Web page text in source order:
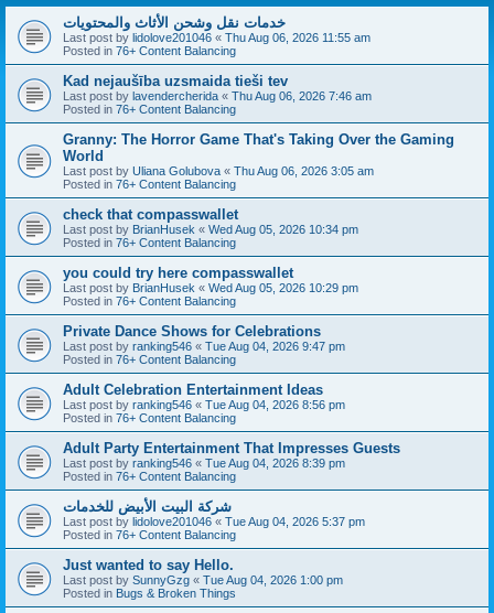
خدمات نقل وشحن الأثاث والمحتويات
Last post by lidolove201046 « Thu Aug 06, 2026 11:55 am
Posted in 76+ Content Balancing
Kad nejaušība uzsmaida tieši tev
Last post by lavendercherida « Thu Aug 06, 2026 7:46 am
Posted in 76+ Content Balancing
Granny: The Horror Game That's Taking Over the Gaming
World
Last post by Uliana Golubova « Thu Aug 06, 2026 3:05 am
Posted in 76+ Content Balancing
check that compasswallet
Last post by BrianHusek « Wed Aug 05, 2026 10:34 pm
Posted in 76+ Content Balancing
you could try here compasswallet
Last post by BrianHusek « Wed Aug 05, 2026 10:29 pm
Posted in 76+ Content Balancing
Private Dance Shows for Celebrations
Last post by ranking546 « Tue Aug 04, 2026 9:47 pm
Posted in 76+ Content Balancing
Adult Celebration Entertainment Ideas
Last post by ranking546 « Tue Aug 04, 2026 8:56 pm
Posted in 76+ Content Balancing
Adult Party Entertainment That Impresses Guests
Last post by ranking546 « Tue Aug 04, 2026 8:39 pm
Posted in 76+ Content Balancing
شركة البيت الأبيض للخدمات
Last post by lidolove201046 « Tue Aug 04, 2026 5:37 pm
Posted in 76+ Content Balancing
Just wanted to say Hello.
Last post by SunnyGzg « Tue Aug 04, 2026 1:00 pm
Posted in Bugs & Broken Things